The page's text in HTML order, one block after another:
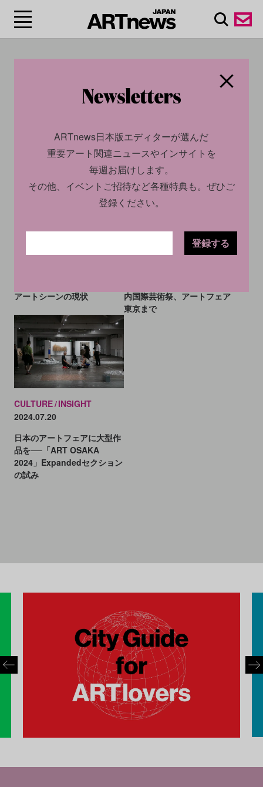
アートシーンの現状
内国際芸術祭、アートフェア
東京まで
CULTURE INSIGHT
2024.07.20
日本のアートフェアに大型作
品を──「ART OSAKA
2024」Expandedセクション
の試み
ARTnews日本版エディターが選んだ
重要アート関連ニュースやインサイトを
毎週お届けします。
その他、イベントご招待など各種特典も。ぜひご
登録ください。
登録する